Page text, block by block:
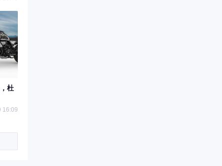
杜
16:09